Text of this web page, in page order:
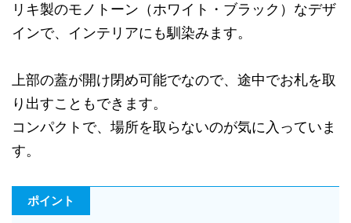
リキ製のモノトーン（ホワイト・ブラック）なデザ
インで、インテリアにも馴染みます。
上部の蓋が開け閉め可能でなので、途中でお札を取
り出すこともできます。
コンパクトで、場所を取らないのが気に入っていま
す。
ポイント